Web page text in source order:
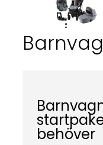
behöver